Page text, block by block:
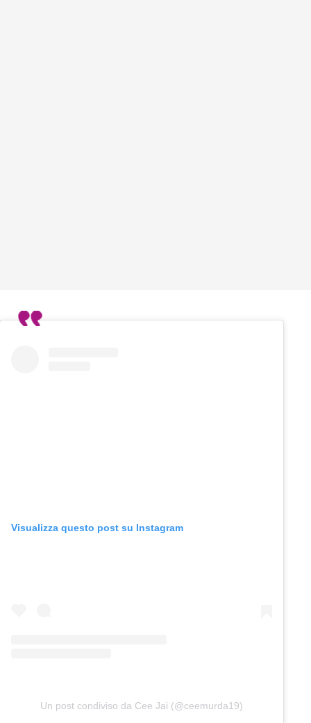
Visualizza questo post su Instagram
Un post condiviso da Cee Jai (@ceemurda19)